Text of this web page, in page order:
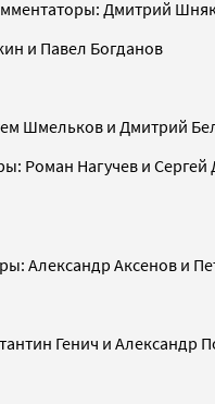
Дмитрий
и Павел Богданов
Шмельков и Дмитрий
Роман Нагучев и Сергей
Александр Аксенов и
Генич и Александр